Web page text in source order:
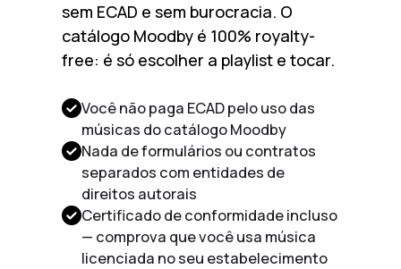
sem ECAD e sem burocracia. O
catálogo Moodby é 100% royalty-
free: é só escolher a playlist e tocar.
Você não paga ECAD pelo uso das
músicas do catálogo Moodby
Nada de formulários ou contratos
separados com entidades de
direitos autorais
Certificado de conformidade incluso
— comprova que você usa música
licenciada no seu estabelecimento